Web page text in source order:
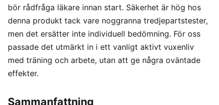
bör rådfråga läkare innan start. Säkerhet är hög hos
denna produkt tack vare noggranna tredjepartstester,
men det ersätter inte individuell bedömning. För oss
passade det utmärkt in i ett vanligt aktivt vuxenliv
med träning och arbete, utan att ge några oväntade
effekter.
Sammanfattning